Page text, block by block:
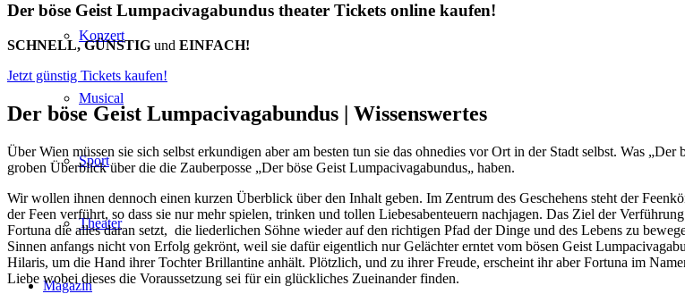
Konzert
Musical
Sport
Theater
Magazin
Der böse Geist Lumpacivagabundus theater Tickets online kaufen!
SCHNELL, GÜNSTIG und EINFACH!
Jetzt günstig Tickets kaufen!
Der böse Geist Lumpacivagabundus | Wissenswertes
Über Wien müssen sie sich selbst erkundigen aber am besten tun sie das ohnedies vor Ort in der Stadt selbst. Was
groben Überblick über die die Zauberposse „Der böse Geist Lumpacivagabundus„ haben.
Wir wollen ihnen dennoch einen kurzen Überblick über den Inhalt geben. Im Zentrum des Geschehens steht der
der Feen verführt, so dass sie nur mehr spielen, trinken und tollen Liebesabenteuern nachjagen. Das Ziel der
Fortuna die alles daran setzt, die liederlichen Söhne wieder auf den richtigen Pfad der Dinge und des Lebens zu
Sinnen anfangs nicht von Erfolg gekrönt, weil sie dafür eigentlich nur Gelächter erntet vom bösen Geist
Hilaris, um die Hand ihrer Tochter Brillantine anhält. Plötzlich, und zu ihrer Freude, erscheint ihr aber Fortuna im
Liebe wobei dieses die Voraussetzung sei für ein glückliches Zueinander finden.